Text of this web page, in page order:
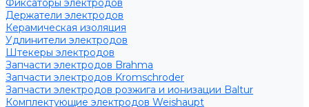
Фиксаторы электродов
Держатели электродов
Керамическая изоляция
Удлинители электродов
Штекеры электродов
Запчасти электродов Brahma
Запчасти электродов Kromschroder
Запчасти электродов розжига и ионизации Baltur
Комплектующие электродов Weishaupt